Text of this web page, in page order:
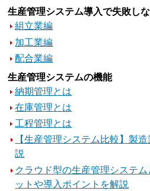
生産管理システム導入で失敗し
組立業編
加工業編
配合業編
生産管理システムの機能
納期管理とは
在庫管理とは
工程管理とは
【生産管理システム比較】製
説
クラウド型の生産管理システ
ットや導入ポイントを解説